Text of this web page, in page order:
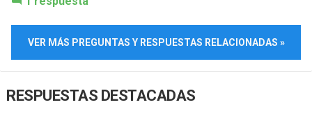
VER MÁS PREGUNTAS Y RESPUESTAS RELACIONADAS »
RESPUESTAS DESTACADAS